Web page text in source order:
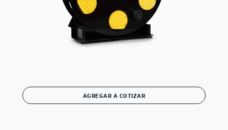
AGREGAR A COTIZAR